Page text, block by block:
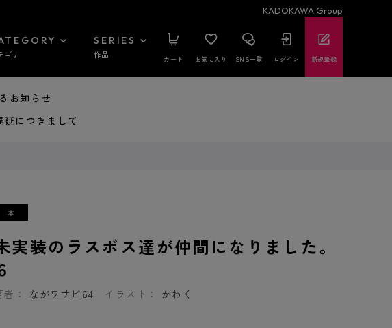
KADOKAWA Group
ゴリ
SERIES
作品 カート お気に入り SNS一覧 ログイン 新規登録
お知らせ
につきまして
実装のラスボス達が仲間になりました。
者： ながワサビ64 イラスト： かわく